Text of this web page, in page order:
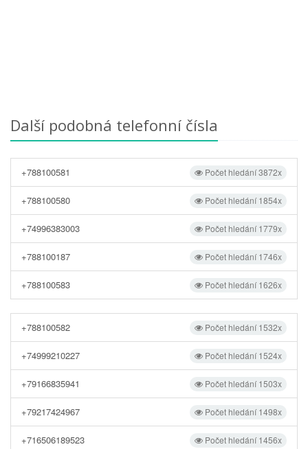
Další podobná telefonní čísla
Počet hledání 3872x
+788100581
Počet hledání 1854x
+788100580
Počet hledání 1779x
+74996383003
Počet hledání 1746x
+788100187
Počet hledání 1626x
+788100583
Počet hledání 1532x
+788100582
Počet hledání 1524x
+74999210227
Počet hledání 1503x
+79166835941
Počet hledání 1498x
+79217424967
Počet hledání 1456x
+716506189523